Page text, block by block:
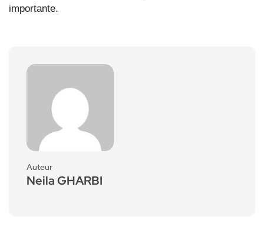
importante.
Auteur
Neila GHARBI